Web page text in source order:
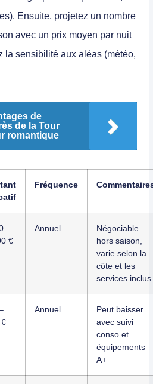
Ensuite, projetez un nombre
avec un prix moyen par nuit
la sensibilité aux aléas (météo,
de
de la Tour
romantique
Fréquence
–
€
Annuel
Négociable
hors saison,
varie selon la
côte et les
services inclus
Annuel
Peut baisser
avec suivi
conso et
équipements
A+